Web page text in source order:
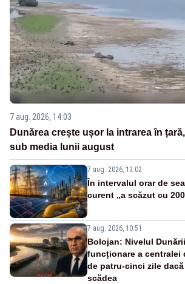
7 aug. 2026, 14:03
Dunărea crește ușor la intrarea în
sub media lunii august
7 aug. 2026, 13:02
În intervalul orar de
curent „a scăzut cu
7 aug. 2026, 10:51
Bolojan: Nivelul
funcționare a centralei
de patru-cinci zile
scădea